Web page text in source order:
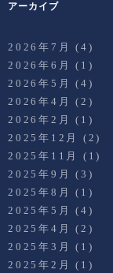
アーカイブ
2026年7月
(4)
2026年6月
(1)
2026年5月
(4)
2026年4月
(2)
2026年2月
(1)
2025年12月
(2)
2025年11月
(1)
2025年9月
(3)
2025年8月
(1)
2025年5月
(4)
2025年4月
(2)
2025年3月
(1)
2025年2月
(1)